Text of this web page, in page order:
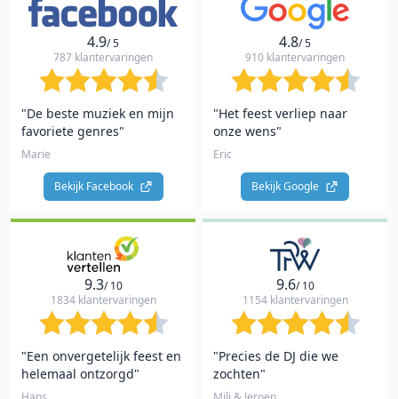
4.9/ 5
787 klantervaringen
"De beste muziek en mijn
favoriete genres"
Marie
Bekijk Facebook
4.8/ 5
910 klantervaringen
"Het feest verliep naar
onze wens"
Eric
Bekijk Google
9.3/ 10
1834 klantervaringen
"Een onvergetelijk feest en
helemaal ontzorgd"
9.6/ 10
1154 klantervaringen
"Precies de DJ die we
zochten"